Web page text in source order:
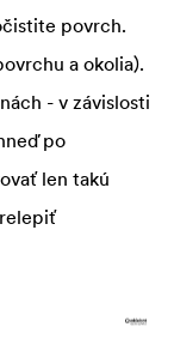
povrch.
a okolia).
- v závislosti
po
len takú